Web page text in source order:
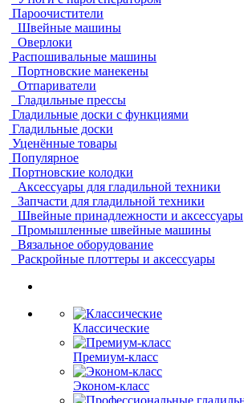
Пароочистители
Швейные машины
Оверлоки
Распошивальные машины
Портновские манекены
Отпариватели
Гладильные прессы
Гладильные доски с функциями
Гладильные доски
Уценённые товары
Популярное
Портновские колодки
Аксессуары для гладильной техники
Запчасти для гладильной техники
Швейные принадлежности и аксессуары
Промышленные швейные машины
Вязальное оборудование
Раскройные плоттеры и аксессуары
Классические
Премиум-класс
Эконом-класс